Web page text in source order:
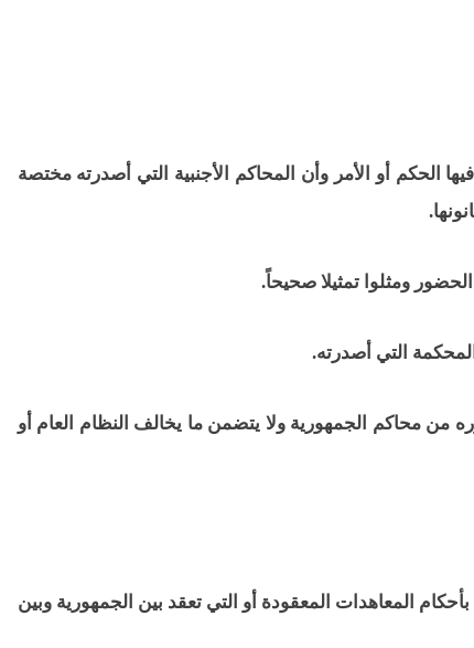
الحكم أو الأمر وأن المحاكم الأجنبية التي أصدرته مختصة
من محاكم الجمهورية ولا يتضمن ما يخالف النظام العام أو
المعاهدات المعقودة أو التي تعقد بين الجمهورية وبين